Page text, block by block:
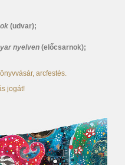
(udvar);
nyelven (előcsarnok);
arcfestés.
jogát!